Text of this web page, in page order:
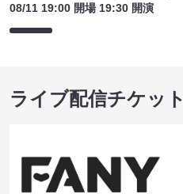
08/11 19:00 開場 19:30 開演
ライブ配信チケット